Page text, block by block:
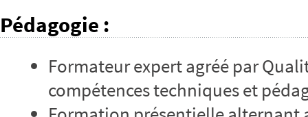
Pédagogie :
Formateur expert agréé par
compétences techniques et